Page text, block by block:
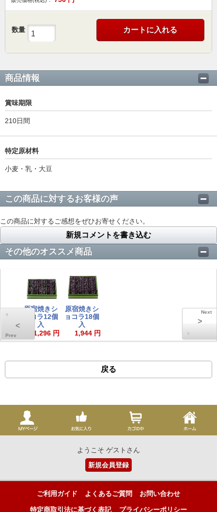
数量 カートに入れる
商品情報
賞味期限
210日間
特定原材料
小麦・乳・大豆
この商品に対するお客様の声
この商品に対するご感想をぜひお寄せください。
新規コメントを書き込む
その他のオススメ商品
原宿焼きシ
ョコラ12個
入
1,296 円
原宿焼きシ
ョコラ18個
入
1,944 円
<
>
戻る
ようこそ ゲストさん
新規会員登録
ご利用ガイド よくあるご質問 お問い合わせ
特定商取引法に基づく表記 プライバシーポリシー